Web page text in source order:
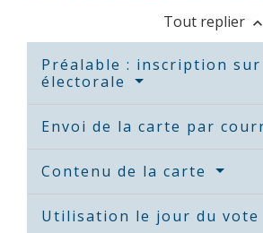
Tout replier keyboard_arrow_up
Préalable : inscription
électorale
Envoi de la carte par
Contenu de la carte
Utilisation le jour du vote